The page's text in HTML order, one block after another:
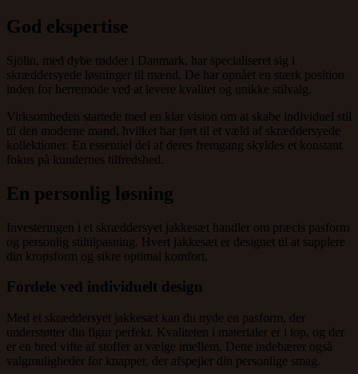
God ekspertise
Sjölin, med dybe rødder i Danmark, har specialiseret sig i
skræddersyede løsninger til mænd. De har opnået en stærk position
inden for herremode ved at levere kvalitet og unikke stilvalg.
Virksomheden startede med en klar vision om at skabe individuel stil
til den moderne mand, hvilket har ført til et væld af skræddersyede
kollektioner. En essentiel del af deres fremgang skyldes et konstant
fokus på kundernes tilfredshed.
En personlig løsning
Investeringen i et skræddersyet jakkesæt handler om præcis pasform
og personlig stiltilpasning. Hvert jakkesæt er designet til at supplere
din kropsform og sikre optimal komfort.
Fordele ved individuelt design
Med et skræddersyet jakkesæt kan du nyde en pasform, der
understøtter din figur perfekt. Kvaliteten i materialer er i top, og der
er en bred vifte af stoffer at vælge imellem. Dette indebærer også
valgmuligheder for knapper, der afspejler din personlige smag.